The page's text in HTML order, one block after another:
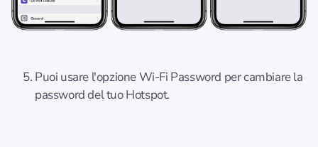
Puoi usare l'opzione Wi-Fi Password per cambiare la
password del tuo Hotspot.